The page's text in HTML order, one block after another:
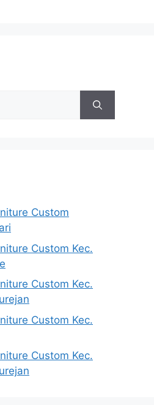
Custom
Custom Kec.
Custom Kec.
Custom Kec.
Custom Kec.